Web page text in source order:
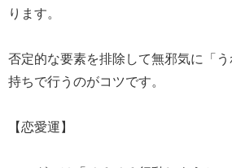
ります。
否定的な要素を排除して無邪気に「
持ちで行うのがコツです。
【恋愛運】